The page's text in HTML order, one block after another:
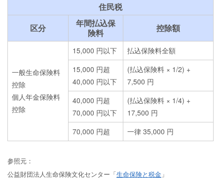
住民税
区分
年間払込保
険料
控除額
一般生命保険料
控除
個人年金保険料
控除
15,000 円以下
払込保険料全額
15,000 円超
40,000 円以下
(払込保険料 × 1/2) +
7,500 円
40,000 円超
70,000 円以下
(払込保険料 × 1/4) +
17,500 円
70,000 円超
一律 35,000 円
参照元：
公益財団法人生命保険文化センター「生命保険と税金 」